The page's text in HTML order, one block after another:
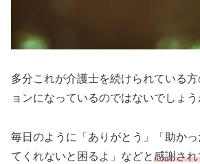
多分これが介護士を続けられている
ョンになっているのではないでしょ
毎日のように「ありがとう」「助か
てくれないと困るよ」などと感謝さ